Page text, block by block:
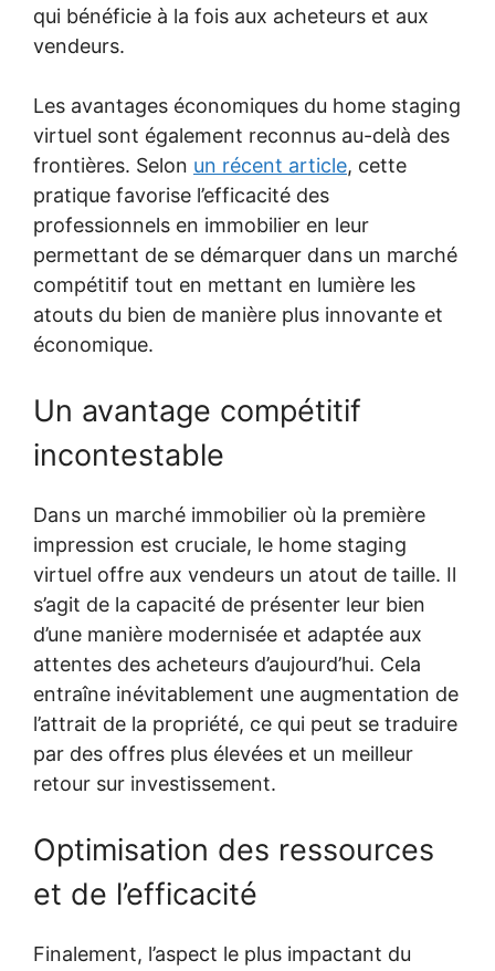
qui bénéficie à la fois aux acheteurs et aux
vendeurs.
Les avantages économiques du home staging
virtuel sont également reconnus au-delà des
frontières. Selon un récent article, cette
pratique favorise l’efficacité des
professionnels en immobilier en leur
permettant de se démarquer dans un marché
compétitif tout en mettant en lumière les
atouts du bien de manière plus innovante et
économique.
Un avantage compétitif
incontestable
Dans un marché immobilier où la première
impression est cruciale, le home staging
virtuel offre aux vendeurs un atout de taille. Il
s’agit de la capacité de présenter leur bien
d’une manière modernisée et adaptée aux
attentes des acheteurs d’aujourd’hui. Cela
entraîne inévitablement une augmentation de
l’attrait de la propriété, ce qui peut se traduire
par des offres plus élevées et un meilleur
retour sur investissement.
Optimisation des ressources
et de l’efficacité
Finalement, l’aspect le plus impactant du